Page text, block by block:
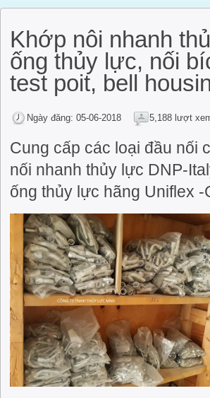
Khớp nôi nhanh
ống thủy lực, nối
test poit, bell
Ngày đăng: 05-06-2018 5,188 lượt
Cung cấp các loại đầu nối
nối nhanh thủy lực DNP-
ống thủy lực hãng Uniflex -